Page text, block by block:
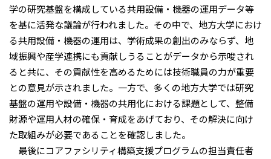
学の研究基盤を構成している共用設備・機器の運用データ等
を基に活発な議論が行われました。その中で、地方大学におけ
る共用設備・機器の運用は、学術成果の創出のみならず、地
域振興や産学連携にも貢献しうることがデータから示唆され
ると共に、その貢献性を高めるためには技術職員の力が重要
との意見が示されました。一方で、多くの地方大学では研究
基盤の運用や設備・機器の共用化における課題として、整備
財源や運用人材の確保・育成をあげており、その解決に向け
た取組みが必要であることを確認しました。
最後にコアファシリティ構築支援プログラムの担当責任者